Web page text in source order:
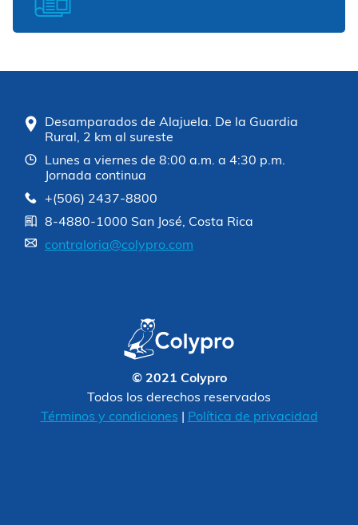
Desamparados de Alajuela. De la Guardia
Rural, 2 km al sureste
Lunes a viernes de 8:00 a.m. a 4:30 p.m.
Jornada continua
+(506) 2437-8800
8-4880-1000 San José, Costa Rica
contraloria@colypro.com
© 2021 Colypro
Todos los derechos reservados
Términos y condiciones
Política de privacidad